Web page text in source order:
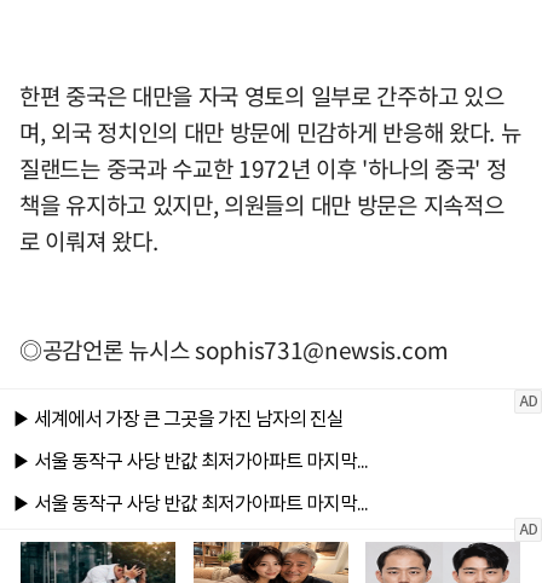
한편 중국은 대만을 자국 영토의 일부로 간주하고 있으
며, 외국 정치인의 대만 방문에 민감하게 반응해 왔다. 뉴
질랜드는 중국과 수교한 1972년 이후 '하나의 중국' 정
책을 유지하고 있지만, 의원들의 대만 방문은 지속적으
로 이뤄져 왔다.
◎공감언론 뉴시스sophis731@newsis.com